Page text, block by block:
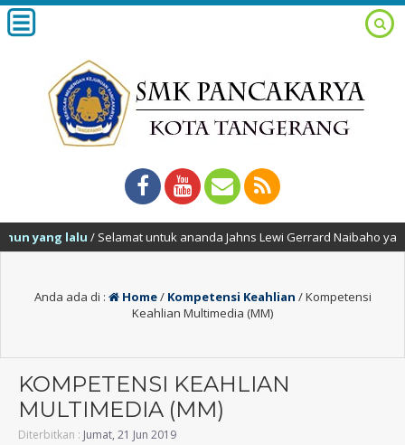
yang lalu/ Selamat untuk ananda Jahns Lewi Gerrard Naibaho yang
Anda ada di : Home/ Kompetensi Keahlian /Kompetensi
Keahlian Multimedia (MM)
KOMPETENSI KEAHLIAN
MULTIMEDIA (MM)
Diterbitkan : Jumat, 21 Jun 2019